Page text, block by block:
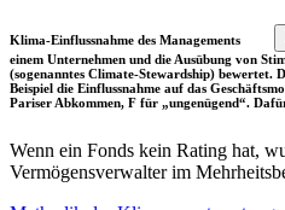
Klima-Einflussnahme des Managements
einem Unternehmen und die Ausübung von
(sogenanntes Climate-Stewardship) bewertet.
Beispiel die Einflussnahme auf das
Pariser Abkommen, F für „ungenügend“.
Wenn ein Fonds kein Rating hat,
Vermögensverwalter im